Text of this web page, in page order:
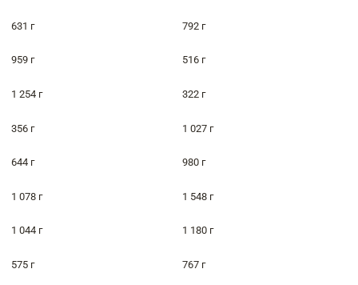
631 г 792 г
959 г 516 г
1 254 г 322 г
356 г 1 027 г
644 г 980 г
1 078 г 1 548 г
1 044 г 1 180 г
575 г 767 г